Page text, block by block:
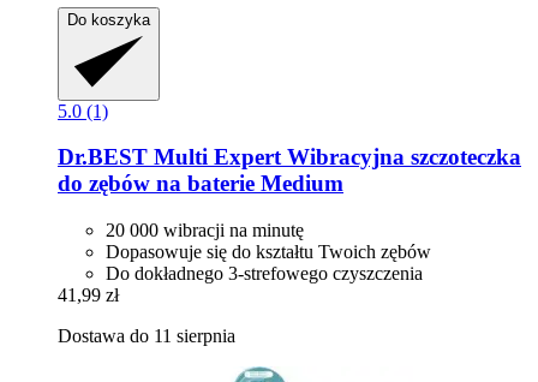
Do koszyka
5.0 (1)
Dr.BEST Multi Expert Wibracyjna szczoteczka
do zębów na baterie Medium
20 000 wibracji na minutę
Dopasowuje się do kształtu Twoich zębów
Do dokładnego 3-strefowego czyszczenia
41,99 zł
Dostawa do 11 sierpnia